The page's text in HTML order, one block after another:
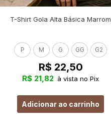
T-Shirt Gola Alta Básica Marrom
P M G GG G2
R$ 22,50
R$ 21,82 à vista no Pix
Adicionar ao carrinho